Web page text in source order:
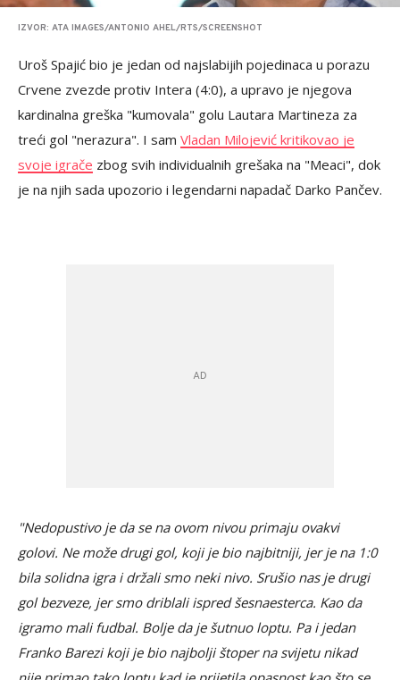
IZVOR: ATA IMAGES/ANTONIO AHEL/RTS/SCREENSHOT
Uroš Spajić bio je jedan od najslabijih pojedinaca u porazu
Crvene zvezde protiv Intera (4:0), a upravo je njegova
kardinalna greška "kumovala" golu Lautara Martineza za
treći gol "nerazura". I sam Vladan Milojević kritikovao je
svoje igrače zbog svih individualnih grešaka na "Meaci", dok
je na njih sada upozorio i legendarni napadač Darko Pančev.
"Nedopustivo je da se na ovom nivou primaju ovakvi
golovi. Ne može drugi gol, koji je bio najbitniji, jer je na 1:0
bila solidna igra i držali smo neki nivo. Srušio nas je drugi
gol bezveze, jer smo driblali ispred šesnaesterca. Kao da
igramo mali fudbal. Bolje da je šutnuo loptu. Pa i jedan
Franko Barezi koji je bio najbolji štoper na svijetu nikad